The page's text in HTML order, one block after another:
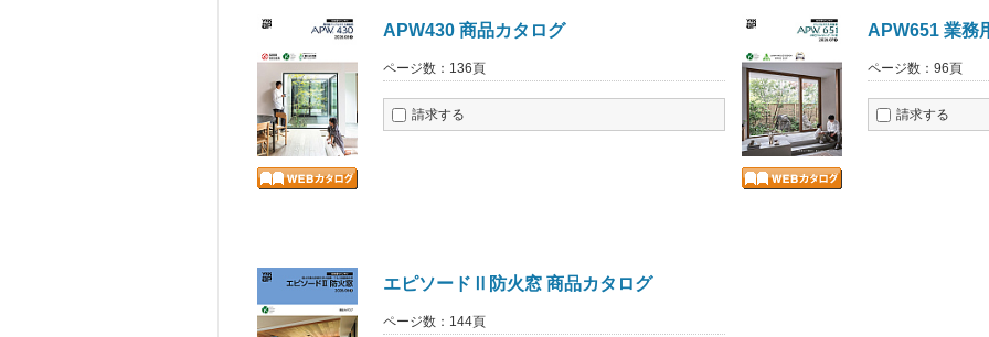
APW430 商品カタログ
ページ数：136頁
請求する
APW651 業務
ページ数：96頁
請求する
エピソードⅡ防火窓 商品カタログ
ページ数：144頁